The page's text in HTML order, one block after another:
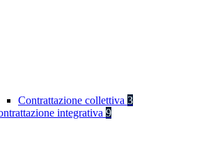
Contrattazione collettiva 3
integrativa 9